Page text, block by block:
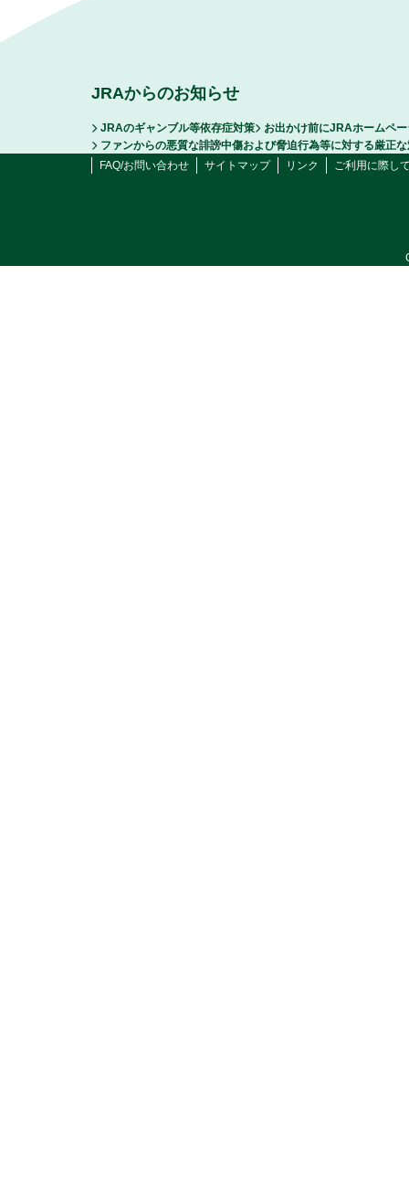
JRAからのお知らせ
JRAのギャンブル等依存症対策
お出かけ前にJRAホームペ
ファンからの悪質な誹謗中傷および脅迫行為等に対する厳正
FAQ/お問い合わせ
サイトマップ リンク ご利用に際し